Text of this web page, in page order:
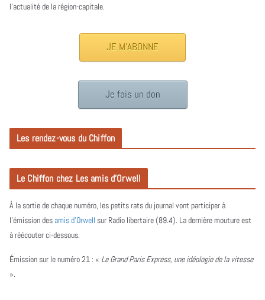
l’actualité de la région-capitale.
JE M'ABONNE
Je fais un don
Les rendez-vous du Chiffon
Le Chiffon chez Les amis d’Orwell
À la sortie de chaque numéro, les petits rats du journal vont participer à
l’émission des amis d’Orwell sur Radio libertaire (89.4). La dernière mouture est
à réécouter ci-dessous.
Émission sur le numéro 21 : « Le Grand Paris Express, une idéologie de la vitesse
».